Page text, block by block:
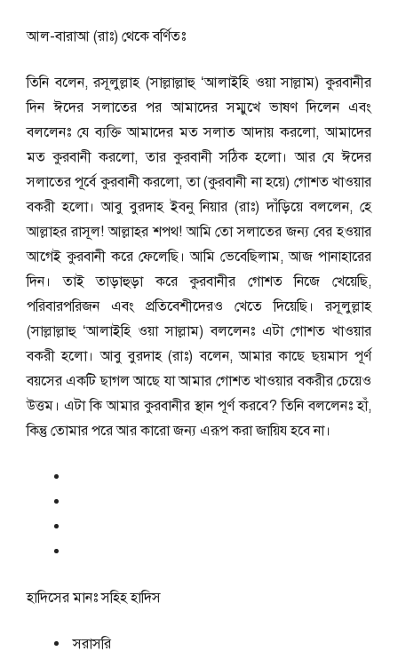
আল-বারাআ (রাঃ) থেকে বর্ণিতঃ
তিনি বলেন, রসূলুল্লাহ (সাল্লাল্লাহু ‘আলাইহি ওয়া সাল্লাম) কুরবানীর
দিন ঈদের সলাতের পর আমাদের সম্মুখে ভাষণ দিলেন এবং
বললেনঃ যে ব্যক্তি আমাদের মত সলাত আদায় করলো, আমাদের
মত কুরবানী করলো, তার কুরবানী সঠিক হলো। আর যে ঈদের
সলাতের পূর্বে কুরবানী করলো, তা (কুরবানী না হয়ে) গোশত খাওয়ার
বকরী হলো। আবু বুরদাহ ইবনু নিয়ার (রাঃ) দাঁড়িয়ে বললেন, হে
আল্লাহর রাসূল! আল্লাহর শপথ! আমি তো সলাতের জন্য বের হওয়ার
আগেই কুরবানী করে ফেলেছি। আমি ভেবেছিলাম, আজ পানাহারের
দিন। তাই তাড়াহুড়া করে কুরবানীর গোশত নিজে খেয়েছি,
পরিবারপরিজন এবং প্রতিবেশীদেরও খেতে দিয়েছি। রসূলুল্লাহ
(সাল্লাল্লাহু ‘আলাইহি ওয়া সাল্লাম) বললেনঃ এটা গোশত খাওয়ার
বকরী হলো। আবু বুরদাহ (রাঃ) বলেন, আমার কাছে ছয়মাস পূর্ণ
বয়সের একটি ছাগল আছে যা আমার গোশত খাওয়ার বকরীর চেয়েও
উত্তম। এটা কি আমার কুরবানীর স্থান পূর্ণ করবে? তিনি বললেনঃ হাঁ,
কিন্তু তোমার পরে আর কারো জন্য এরূপ করা জায়িয হবে না।
হাদিসের মানঃসহিহ হাদিস
সরাসরি